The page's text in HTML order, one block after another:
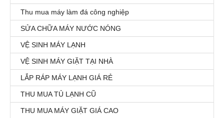
Thu mua máy làm đá công nghiệp
SỬA CHỮA MÁY NƯỚC NÓNG
VỆ SINH MÁY LẠNH
VỆ SINH MÁY GIẶT TẠI NHÀ
LẮP RÁP MÁY LẠNH GIÁ RẺ
THU MUA TỦ LẠNH CŨ
THU MUA MÁY GIẶT GIÁ CAO